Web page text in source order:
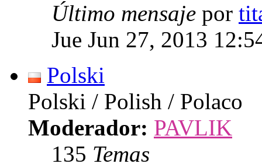
Último mensaje por
Jue Jun 27, 2013
Polski
Polski / Polish / Polaco
Moderador: PAVLIK
135 Temas